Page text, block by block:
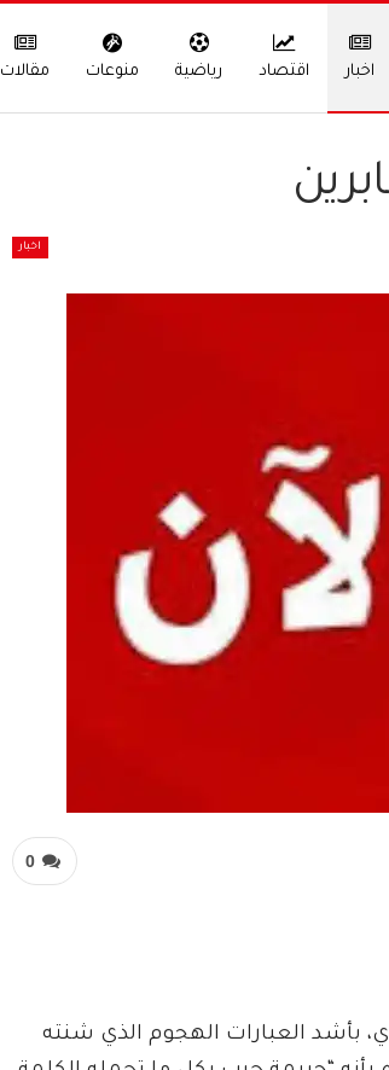
اخبار اقتصاد رياضية منوعات مقالات
اخبار
0
بأشد العبارات الهجوم الذي شنته